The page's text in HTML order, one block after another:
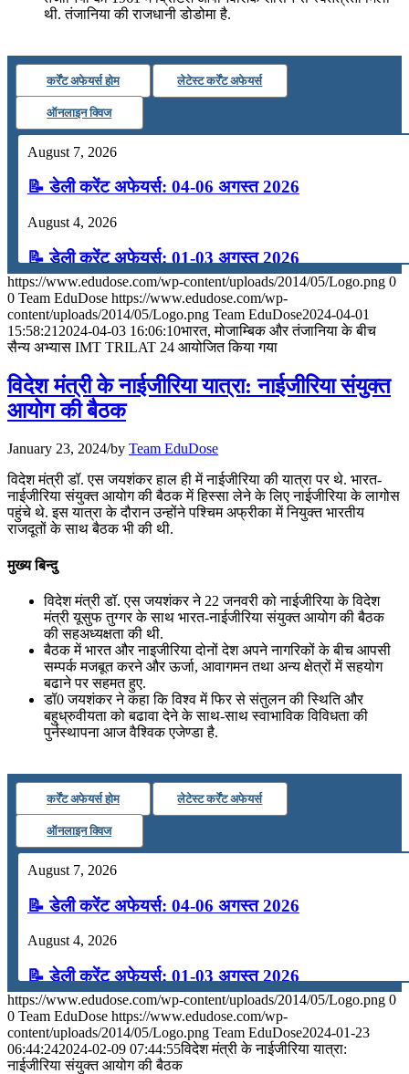
थी. तंजानिया की राजधानी डोडोमा है.
कर्रेंट अफेयर्स होम लेटेस्ट कर्रेंट अफेयर्स
ऑनलाइन क्विज
August 7, 2026
📝 डेली करेंट अफेयर्स: 04-06 अगस्त 2026
August 4, 2026
📝 डेली करेंट अफेयर्स: 01-03 अगस्त 2026
July 31, 2026
📝 डेली करेंट अफेयर्स: 28-31 जुलाई 2026
📝 डेली करेंट अफेयर्स: 25-27 जुलाई 2026
📝 डेली करेंट अफेयर्स: 22-24 जुलाई 2026
July 22, 2026
📝 डेली करेंट अफेयर्स: 19-21 जुलाई 2026
July 19, 2026
📝 डेली करेंट अफेयर्स: 16-18 जुलाई 2026
https://www.edudose.com/wp-content/uploads/2014/05/Logo.png 0
0 Team EduDose https://www.edudose.com/wp-
content/uploads/2014/05/Logo.png Team EduDose2024-04-01
15:58:21 2024-04-03 16:06:10भारत, मोजाम्बिक और तंजानिया के बीच
सैन्य अभ्यास IMT TRILAT 24 आयोजित किया गया
विदेश मंत्री के नाईजीरिया यात्रा: नाईजीरिया संयुक्‍त
आयोग की बैठक
January 23, 2024/by Team EduDose
विदेश मंत्री डॉ. एस जयशंकर हाल ही में नाईजीरिया की यात्रा पर थे. भारत-
नाईजीरिया संयुक्‍त आयोग की बैठक में हिस्सा लेने के लिए नाईजीरिया के लागोस
पहुंचे थे. इस यात्रा के दौरान उन्‍होंने पश्चिम अफ्रीका में नियुक्त भारतीय
राजदूतों के साथ बैठक भी की थी.
मुख्य बिन्दु
विदेश मंत्री डॉ. एस जयशंकर ने 22 जनवरी को नाईजीरिया के विदेश
मंत्री यूसुफ तुग्गर के साथ भारत-नाईजीरिया संयुक्‍त आयोग की बैठक
की सहअध्‍यक्षता की थी.
बैठक में भारत और नाइजीरिया दोनों देश अपने नागरिकों के बीच आपसी
सम्‍पर्क मजबूत करने और ऊर्जा, आवागमन तथा अन्य क्षेत्रों में सहयोग
बढाने पर सहमत हुए.
डॉ0 जयशंकर ने कहा कि विश्‍व में फिर से संतुलन की स्थिति और
बहुध्रुवीयता को बढावा देने के साथ-साथ स्वाभाविक विविधता की
पुर्नस्‍थापना आज वैश्विक एजेण्‍डा है.
कर्रेंट अफेयर्स होम लेटेस्ट कर्रेंट अफेयर्स
ऑनलाइन क्विज
August 7, 2026
📝 डेली करेंट अफेयर्स: 04-06 अगस्त 2026
August 4, 2026
📝 डेली करेंट अफेयर्स: 01-03 अगस्त 2026
July 31, 2026
📝 डेली करेंट अफेयर्स: 28-31 जुलाई 2026
https://www.edudose.com/wp-content/uploads/2014/05/Logo.png 0
0 Team EduDose https://www.edudose.com/wp-
content/uploads/2014/05/Logo.png Team EduDose2024-01-23
06:44:242024-02-09 07:44:55विदेश मंत्री के नाईजीरिया यात्रा:
नाईजीरिया संयुक्‍त आयोग की बैठक